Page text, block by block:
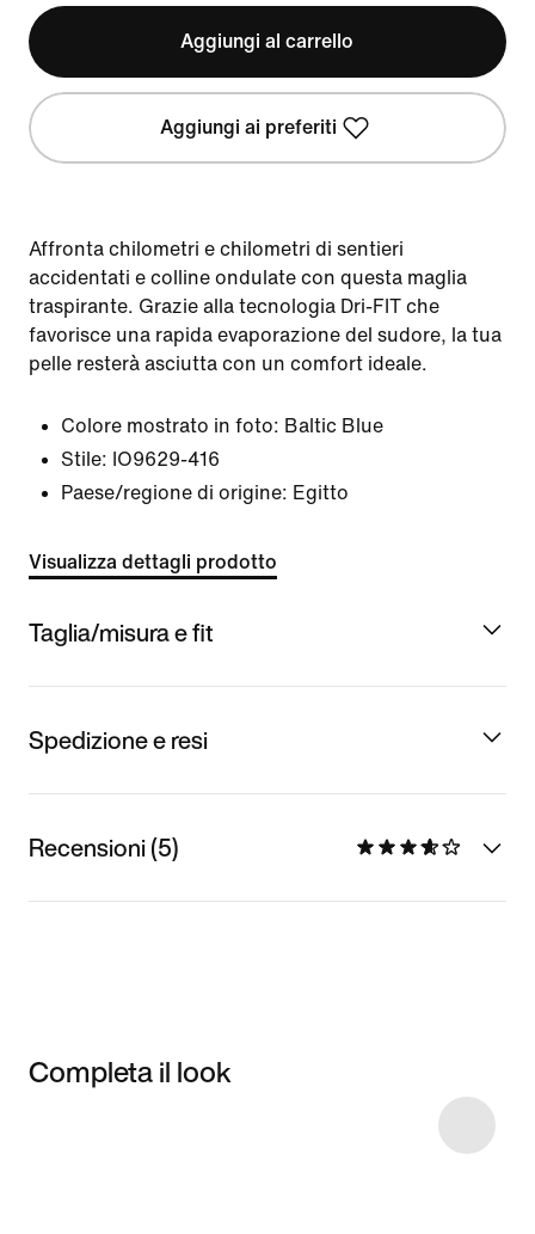
Aggiungi al carrello
Aggiungi ai preferiti
Affronta chilometri e chilometri di sentieri
accidentati e colline ondulate con questa maglia
traspirante. Grazie alla tecnologia Dri-FIT che
favorisce una rapida evaporazione del sudore, la tua
pelle resterà asciutta con un comfort ideale.
Colore mostrato in foto: Baltic Blue
Stile: IO9629-416
Paese/regione di origine: Egitto
Visualizza dettagli prodotto
Taglia/misura e fit
Spedizione e resi
Recensioni (5)
Completa il look